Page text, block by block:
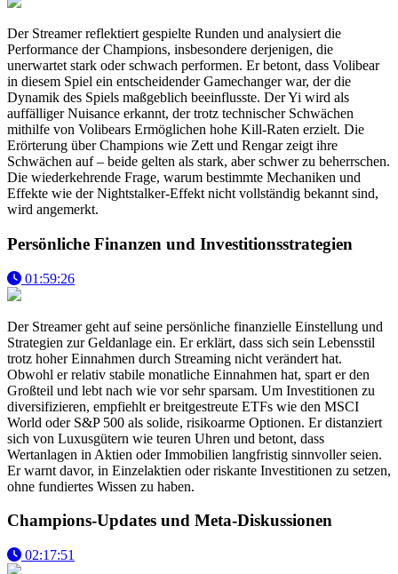
Der Streamer reflektiert gespielte Runden und analysiert die
Performance der Champions, insbesondere derjenigen, die
unerwartet stark oder schwach performen. Er betont, dass Volibear
in diesem Spiel ein entscheidender Gamechanger war, der die
Dynamik des Spiels maßgeblich beeinflusste. Der Yi wird als
auffälliger Nuisance erkannt, der trotz technischer Schwächen
mithilfe von Volibears Ermöglichen hohe Kill-Raten erzielt. Die
Erörterung über Champions wie Zett und Rengar zeigt ihre
Schwächen auf – beide gelten als stark, aber schwer zu beherrschen.
Die wiederkehrende Frage, warum bestimmte Mechaniken und
Effekte wie der Nightstalker-Effekt nicht vollständig bekannt sind,
wird angemerkt.
Persönliche Finanzen und Investitionsstrategien
01:59:26
Der Streamer geht auf seine persönliche finanzielle Einstellung und
Strategien zur Geldanlage ein. Er erklärt, dass sich sein Lebensstil
trotz hoher Einnahmen durch Streaming nicht verändert hat.
Obwohl er relativ stabile monatliche Einnahmen hat, spart er den
Großteil und lebt nach wie vor sehr sparsam. Um Investitionen zu
diversifizieren, empfiehlt er breitgestreute ETFs wie den MSCI
World oder S&P 500 als solide, risikoarme Optionen. Er distanziert
sich von Luxusgütern wie teuren Uhren und betont, dass
Wertanlagen in Aktien oder Immobilien langfristig sinnvoller seien.
Er warnt davor, in Einzelaktien oder riskante Investitionen zu setzen,
ohne fundiertes Wissen zu haben.
Champions-Updates und Meta-Diskussionen
02:17:51